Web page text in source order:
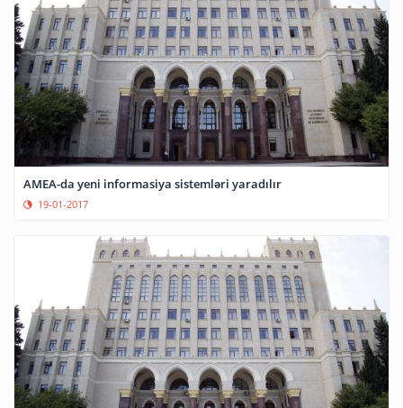
AMEA-da yeni informasiya sistemləri yaradılır
19-01-2017